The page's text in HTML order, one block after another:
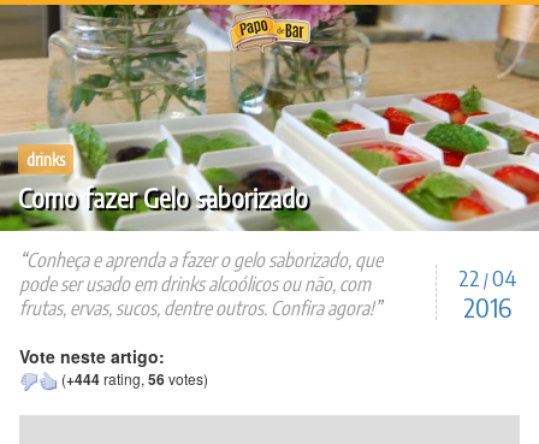
Ir
o
conteúdo
drinks
Como fazer Gelo saborizado
22 /04
2016
Conheça e aprenda a fazer o gelo saborizado, que
pode ser usado em drinks alcoólicos ou não, com
frutas, ervas, sucos, dentre outros. Confira agora!
Vote neste artigo:
(+444rating, 56votes)